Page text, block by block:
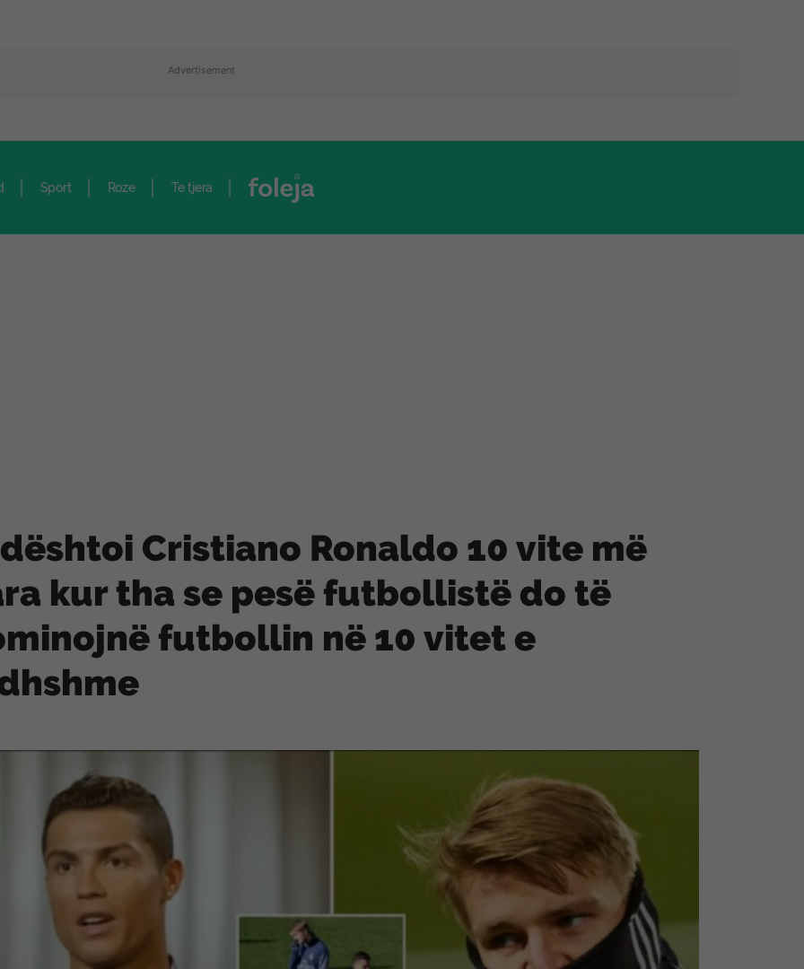
Advertisement
Sport Roze Te tjera
Cristiano Ronaldo 10 vite më
kur tha se pesë futbollistë do të
futbollin në 10 vitet e